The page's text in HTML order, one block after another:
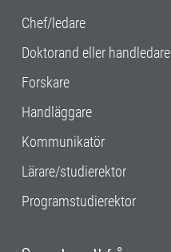
Chef/ledare
Doktorand eller handledare
Forskare
Handläggare
Kommunikatör
Lärare/studierektor
Programstudierektor